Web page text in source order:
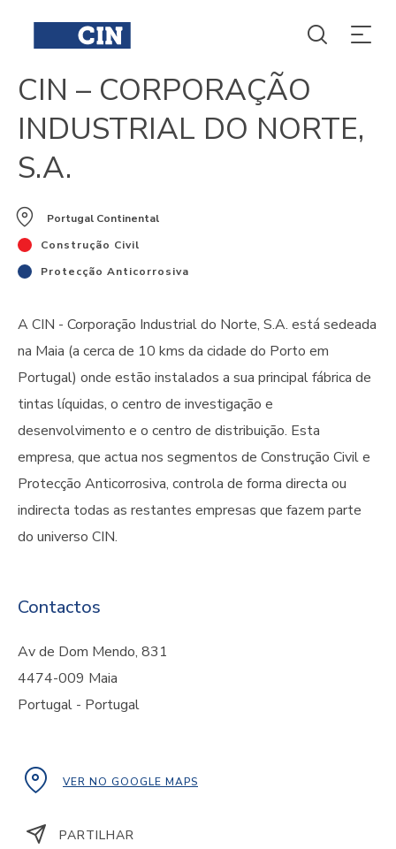
CIN – CORPORAÇÃO
INDUSTRIAL DO NORTE,
S.A.
Portugal Continental
Construção Civil
Protecção Anticorrosiva
A CIN - Corporação Industrial do Norte, S.A. está sedeada
na Maia (a cerca de 10 kms da cidade do Porto em
Portugal) onde estão instalados a sua principal fábrica de
tintas líquidas, o centro de investigação e
desenvolvimento e o centro de distribuição. Esta
empresa, que actua nos segmentos de Construção Civil e
Protecção Anticorrosiva, controla de forma directa ou
indirecta todas as restantes empresas que fazem parte
do universo CIN.
Contactos
Av de Dom Mendo, 831
4474-009 Maia
Portugal - Portugal
VER NO GOOGLE MAPS
PARTILHAR